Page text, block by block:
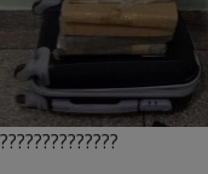
??????????????